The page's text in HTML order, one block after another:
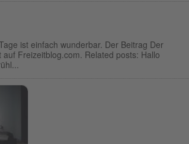
ist einfach wunderbar. Der Beitrag Der
Freizeitblog.com. Related posts: Hallo